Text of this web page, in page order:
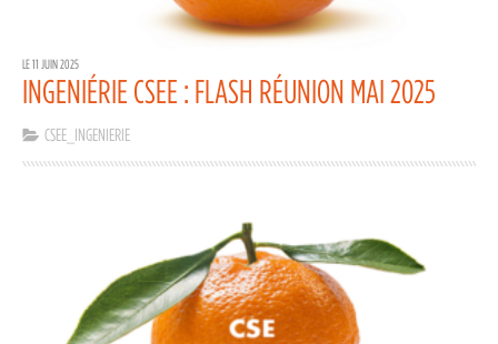
LE 11 JUIN 2025
INGENIÉRIE CSEE : FLASH RÉUNION MAI 2025
CSEE_INGENIERIE